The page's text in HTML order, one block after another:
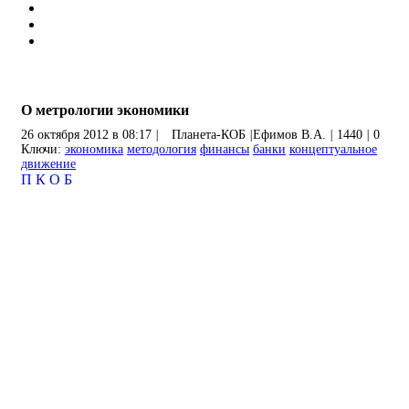
О метрологии экономики
26 октября 2012 в 08:17 Планета-КОБ Ефимов В.А. 1440
0
Ключи: экономика методология финансы банки концептуальное
движение
П К О Б